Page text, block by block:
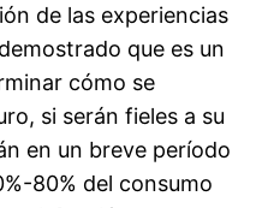
de las experiencias
que es un
cómo se
si serán fieles a su
en un breve período
80% del consumo